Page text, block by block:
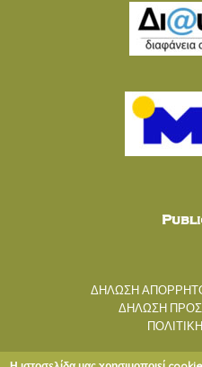
ΔΗΛΩΣΗ
ΔΗΛΩΣΗ